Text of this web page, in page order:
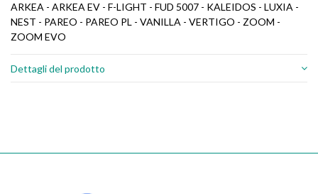
ARKEA - ARKEA EV - F-LIGHT - FUD 5007 - KALEIDOS - LUXIA -
NEST - PAREO - PAREO PL - VANILLA - VERTIGO - ZOOM -
ZOOM EVO
Dettagli del prodotto